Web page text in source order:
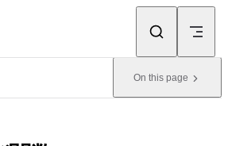
On this page